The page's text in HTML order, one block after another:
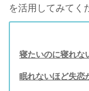
を活用してみてく
寝たいのに寝れな
眠れないほど失恋